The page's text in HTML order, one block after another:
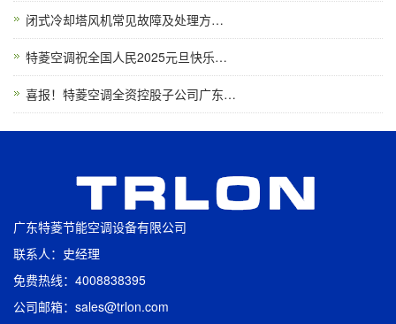
闭式冷却塔风机常见故障及处理方…
特菱空调祝全国人民2025元旦快乐…
喜报！特菱空调全资控股子公司广东…
广东特菱节能空调设备有限公司
联系人：史经理
免费热线：4008838395
公司邮箱：sales@trlon.com